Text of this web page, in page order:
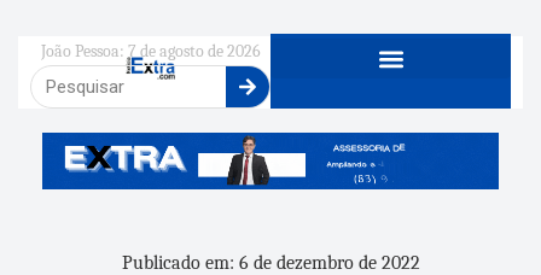
João Pessoa: 7 de agosto de 2026
Publicado em: 6 de dezembro de 2022